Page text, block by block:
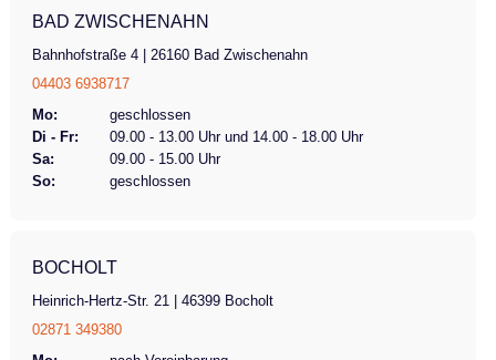
Gangschaltung 7-Gangschaltung mit Freilauf
Bremsen hydraulische Scheibenbremsen
Feststellbremse/Ständer Feststellbremse
Federung gefederte Hinterbauschwinge Sitz
komfortables Sitzpolster mit Rückenlehne
(Höhe+ Neigung verstellbar) Maximales
Benutzergewicht Fahrer 130kg Zusätliche
BAD ZWISCHENAHN
Bahnhofstraße 4 | 26160 Bad Zwischenahn
04403 6938717
Mo:
geschlossen
Di - Fr:
09.00 - 13.00 Uhr und 14.00 - 18.00 Uhr
Sa:
09.00 - 15.00 Uhr
So:
geschlossen
BOCHOLT
Heinrich-Hertz-Str. 21 | 46399 Bocholt
02871 349380